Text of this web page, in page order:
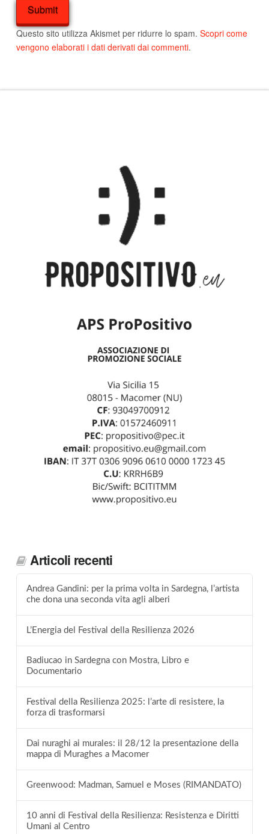
Questo sito utilizza Akismet per ridurre lo spam. Scopri come
vengono elaborati i dati derivati dai commenti.
Articoli recenti
Andrea Gandini: per la prima volta in Sardegna, l’artista
che dona una seconda vita agli alberi
L’Energia del Festival della Resilienza 2026
Badiucao in Sardegna con Mostra, Libro e
Documentario
Festival della Resilienza 2025: l’arte di resistere, la
forza di trasformarsi
Dai nuraghi ai murales: il 28/12 la presentazione della
mappa di Muraghes a Macomer
Greenwood: Madman, Samuel e Moses (RIMANDATO)
10 anni di Festival della Resilienza: Resistenza e Diritti
Umani al Centro